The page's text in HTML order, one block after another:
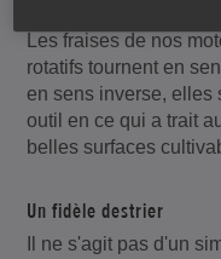
Les fraises de nos
rotatifs tournent en
en sens inverse, elles
outil en ce qui a trait
belles surfaces
Un fidèle destrier
Il ne s'agit pas d'un